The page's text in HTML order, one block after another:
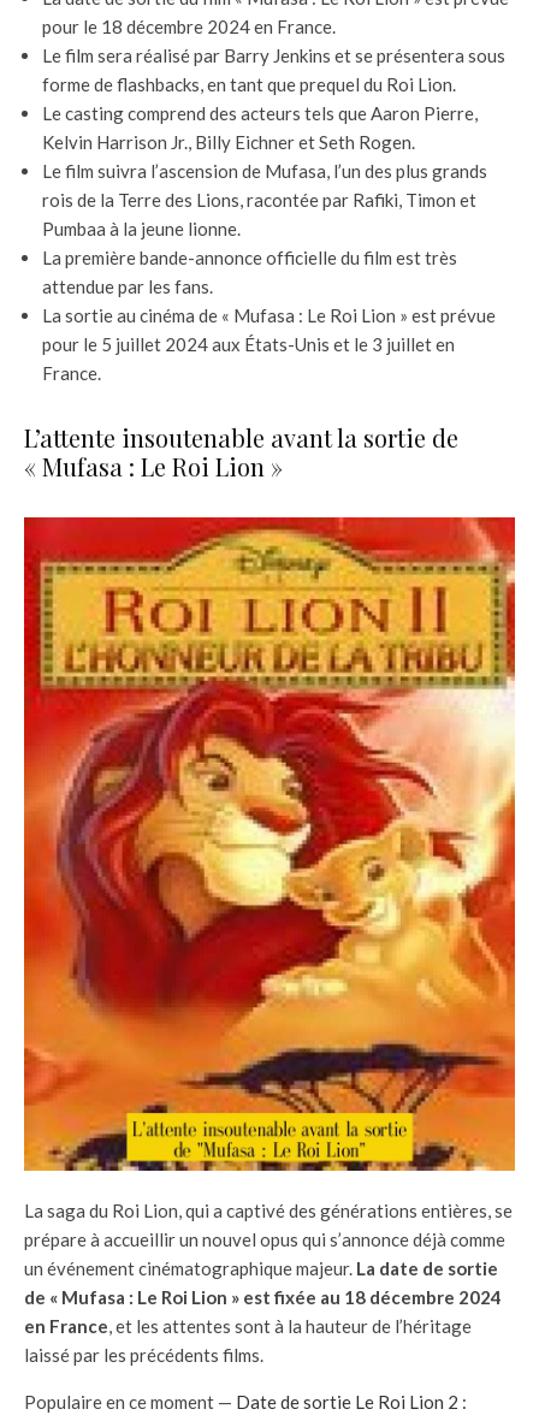
pour le 18 décembre 2024 en France.
Le film sera réalisé par Barry Jenkins et se présentera sous
forme de flashbacks, en tant que prequel du Roi Lion.
Le casting comprend des acteurs tels que Aaron Pierre,
Kelvin Harrison Jr., Billy Eichner et Seth Rogen.
Le film suivra l’ascension de Mufasa, l’un des plus grands
rois de la Terre des Lions, racontée par Rafiki, Timon et
Pumbaa à la jeune lionne.
La première bande-annonce officielle du film est très
attendue par les fans.
La sortie au cinéma de « Mufasa : Le Roi Lion » est prévue
pour le 5 juillet 2024 aux États-Unis et le 3 juillet en
France.
L’attente insoutenable avant la sortie de
« Mufasa : Le Roi Lion »
La saga du Roi Lion, qui a captivé des générations entières, se
prépare à accueillir un nouvel opus qui s’annonce déjà comme
un événement cinématographique majeur. La date de sortie
de « Mufasa : Le Roi Lion » est fixée au 18 décembre 2024
en France, et les attentes sont à la hauteur de l’héritage
laissé par les précédents films.
Populaire en ce moment — Date de sortie Le Roi Lion 2 :